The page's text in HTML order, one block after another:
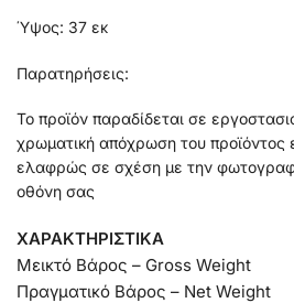
Ύψος: 37 εκ
Παρατηρήσεις:
Το προϊόν παραδίδεται σε
χρωματική απόχρωση του προϊόντος
ελαφρώς σε σχέση με την
οθόνη σας
ΧΑΡΑΚΤΗΡΙΣΤΙΚΑ
Μεικτό Βάρος – Gross Weight
Πραγματικό Βάρος – Net Weight